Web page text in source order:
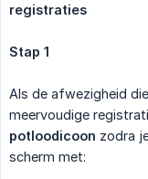
registraties
Stap 1
Als de afwezigheid
meervoudige
potloodicoon zodra
scherm met: